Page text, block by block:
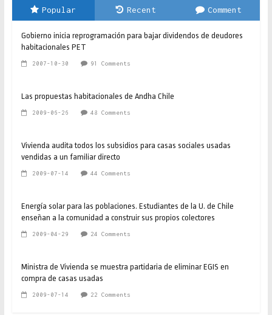
Popular Recent Comment
Gobierno inicia reprogramación para bajar dividendos de deudores
habitacionales PET
2007-10-30 91 Comments
Las propuestas habitacionales de Andha Chile
2009-06-26 48 Comments
Vivienda audita todos los subsidios para casas sociales usadas
vendidas a un familiar directo
2009-07-14 44 Comments
Energía solar para las poblaciones. Estudiantes de la U. de Chile
enseñan a la comunidad a construir sus propios colectores
2009-04-29 24 Comments
Ministra de Vivienda se muestra partidaria de eliminar EGIS en
compra de casas usadas
2009-07-14 22 Comments